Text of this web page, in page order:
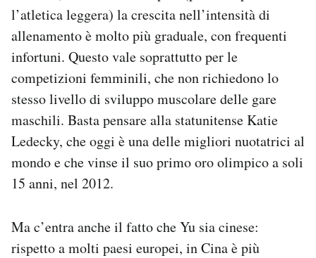
l’atletica leggera) la crescita nell’intensità di
allenamento è molto più graduale, con frequenti
infortuni. Questo vale soprattutto per le
competizioni femminili, che non richiedono lo
stesso livello di sviluppo muscolare delle gare
maschili. Basta pensare alla statunitense Katie
Ledecky, che oggi è una delle migliori nuotatrici al
mondo e che vinse il suo primo oro olimpico a soli
15 anni, nel 2012.
Ma c’entra anche il fatto che Yu sia cinese:
rispetto a molti paesi europei, in Cina è più